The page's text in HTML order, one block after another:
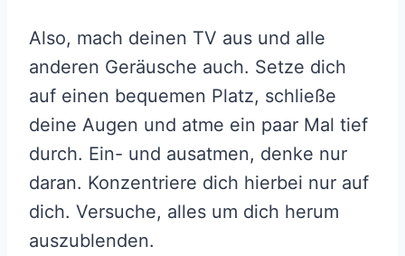
Also, mach deinen TV aus und alle
anderen Geräusche auch. Setze dich
auf einen bequemen Platz, schließe
deine Augen und atme ein paar Mal tief
durch. Ein- und ausatmen, denke nur
daran. Konzentriere dich hierbei nur auf
dich. Versuche, alles um dich herum
auszublenden.